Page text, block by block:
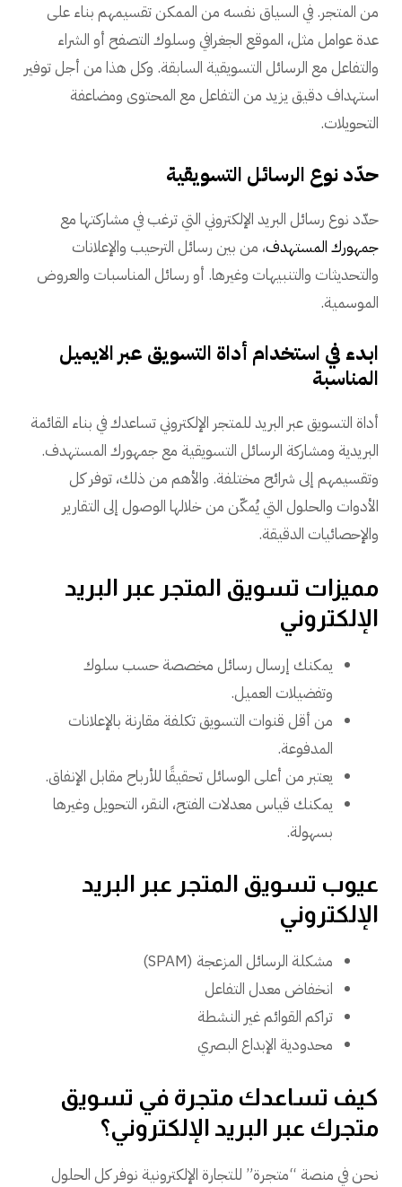
من المتجر. في السياق نفسه من الممكن تقسيمهم بناء على
عدة عوامل مثل، الموقع الجغرافي وسلوك التصفح أو الشراء
والتفاعل مع الرسائل التسويقية السابقة. وكل هذا من أجل توفير
استهداف دقيق يزيد من التفاعل مع المحتوى ومضاعفة
التحويلات.
حدّد نوع الرسائل التسويقية
حدّد نوع رسائل البريد الإلكتروني التي ترغب في مشاركتها مع
جمهورك المستهدف، من بين رسائل الترحيب والإعلانات
والتحديثات والتنبيهات وغيرها. أو رسائل المناسبات والعروض
الموسمية.
ابدء في استخدام أداة التسويق عبر الايميل
المناسبة
أداة التسويق عبر البريد للمتجر الإلكتروني تساعدك في بناء القائمة
البريدية ومشاركة الرسائل التسويقية مع جمهورك المستهدف.
وتقسيمهم إلى شرائح مختلفة. والأهم من ذلك، توفر كل
الأدوات والحلول التي يُمكّن من خلالها الوصول إلى التقارير
والإحصائيات الدقيقة.
مميزات تسويق المتجر عبر البريد
الإلكتروني
يمكنك إرسال رسائل مخصصة حسب سلوك
وتفضيلات العميل.
من أقل قنوات التسويق تكلفة مقارنة بالإعلانات
المدفوعة.
يعتبر من أعلى الوسائل تحقيقًا للأرباح مقابل الإنفاق.
يمكنك قياس معدلات الفتح، النقر، التحويل وغيرها
بسهولة.
عيوب تسويق المتجر عبر البريد
الإلكتروني
مشكلة الرسائل المزعجة (SPAM)
انخفاض معدل التفاعل
تراكم القوائم غير النشطة
محدودية الإبداع البصري
كيف تساعدك متجرة في تسويق
متجرك عبر البريد الإلكتروني؟
نحن في منصة “متجرة” للتجارة الإلكترونية نوفر كل الحلول